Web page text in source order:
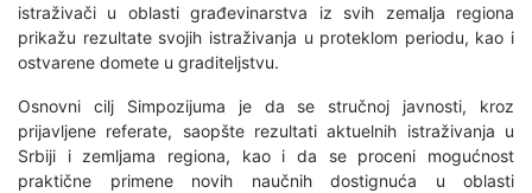
istraživači u oblasti građevinarstva iz svih zemalja regiona
prikažu rezultate svojih istraživanja u proteklom periodu, kao i
ostvarene domete u graditeljstvu.
Osnovni cilj Simpozijuma je da se stručnoj javnosti, kroz
prijavljene referate, saopšte rezultati aktuelnih istraživanja u
Srbiji i zemljama regiona, kao i da se proceni mogućnost
praktične primene novih naučnih dostignuća u oblasti